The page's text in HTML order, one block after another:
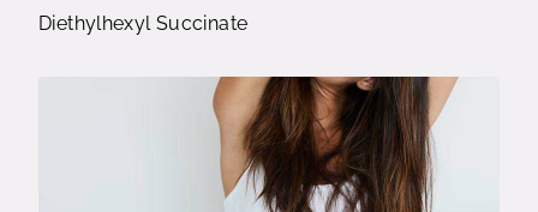
Diethylhexyl Succinate